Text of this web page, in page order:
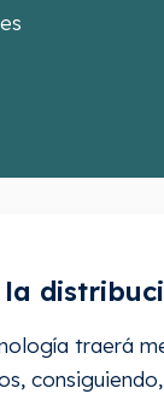
la
traerá